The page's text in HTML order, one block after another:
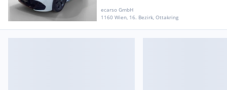
ecarso GmbH
1160 Wien, 16. Bezirk, Ottakring